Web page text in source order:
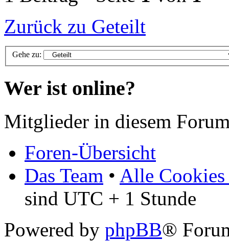
Zurück zu Geteilt
Gehe zu:
Wer ist online?
Mitglieder in diesem
Foren-Übersicht
Das Team • Alle Cookies
sind UTC + 1 Stunde
Powered by phpBB®